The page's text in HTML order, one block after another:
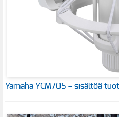
Yamaha YCM705 – sisältöä